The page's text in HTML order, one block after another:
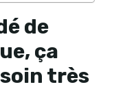
de
ça
très